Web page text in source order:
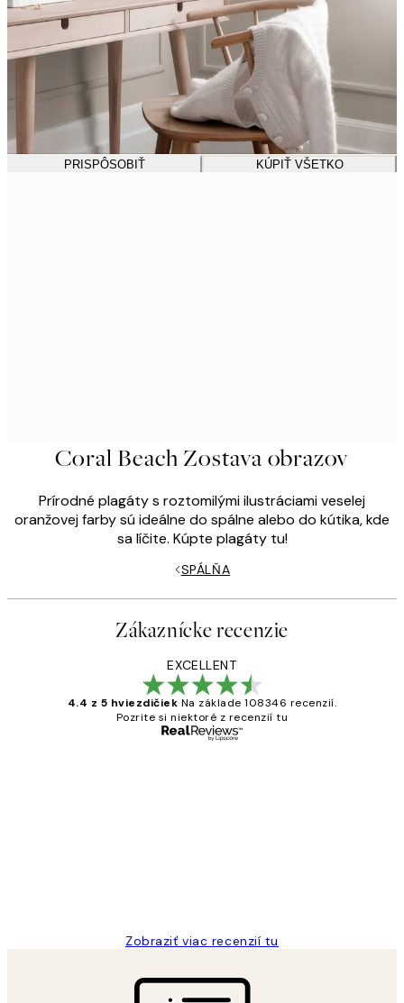
PRISPÔSOBIŤ KÚPIŤ VŠETKO
Coral Beach Zostava obrazov
Prírodné plagáty s roztomilými ilustráciami veselej
oranžovej farby sú ideálne do spálne alebo do kútika, kde
sa líčite. Kúpte plagáty tu!
SPÁLŇA
Zákaznícke recenzie
EXCELLENT
4.4 z 5 hviezdičiek Na základe 108346 recenzií.
Pozrite si niektoré z recenzií tu
Zobraziť viac recenzií tu